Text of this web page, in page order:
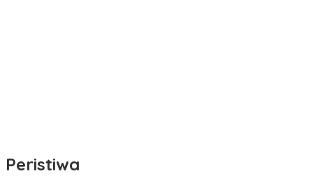
Peristiwa